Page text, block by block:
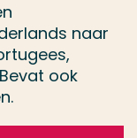
naar
ook